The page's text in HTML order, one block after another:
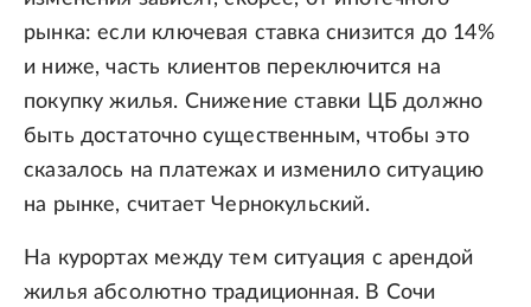
рынка: если ключевая ставка снизится до 14%
и ниже, часть клиентов переключится на
покупку жилья. Снижение ставки ЦБ должно
быть достаточно существенным, чтобы это
сказалось на платежах и изменило ситуацию
на рынке, считает Чернокульский.
На курортах между тем ситуация с арендой
жилья абсолютно традиционная. В Сочи